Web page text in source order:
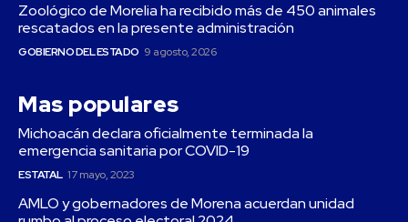
Zoológico de Morelia ha recibido más de 450 animales
rescatados en la presente administración
GOBIERNO DEL ESTADO 9 agosto, 2026
Mas populares
Michoacán declara oficialmente terminada la
emergencia sanitaria por COVID-19
ESTATAL 17 mayo, 2023
AMLO y gobernadores de Morena acuerdan unidad